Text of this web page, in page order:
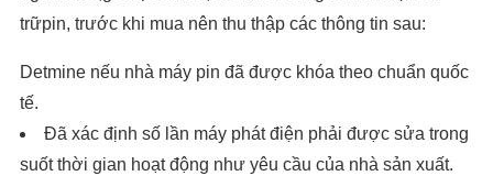
trữpin, trước khi mua nên thu thập các thông tin sau:
Detmine nếu nhà máy pin đã được khóa theo chuẩn quốc
tế.
Đã xác định số lần máy phát điện phải được sửa trong
suốt thời gian hoạt động như yêu cầu của nhà sản xuất.